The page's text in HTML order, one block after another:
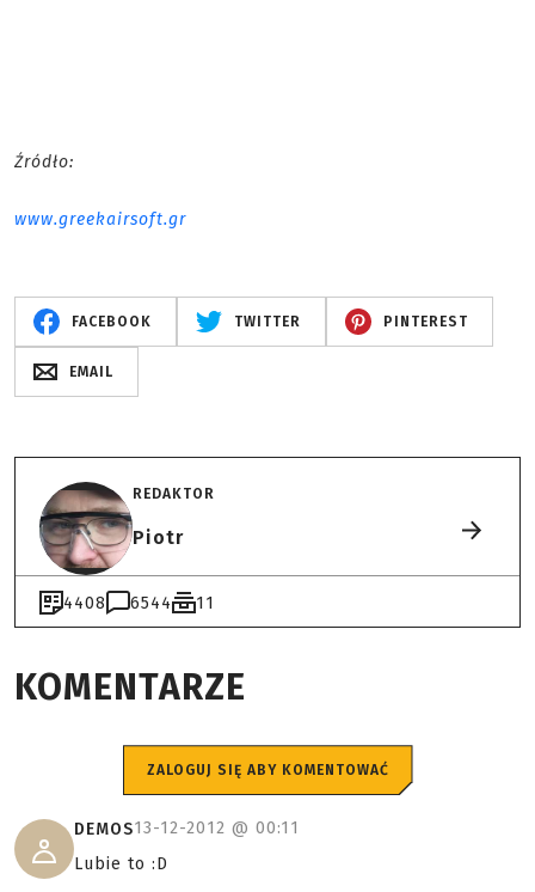
Źródło:
www.greekairsoft.gr
FACEBOOK TWITTER PINTEREST
EMAIL
REDAKTOR
Piotr
4408 6544 11
KOMENTARZE
ZALOGUJ SIĘ ABY KOMENTOWAĆ
DEMOS13-12-2012 @ 00:11
Lubie to :D